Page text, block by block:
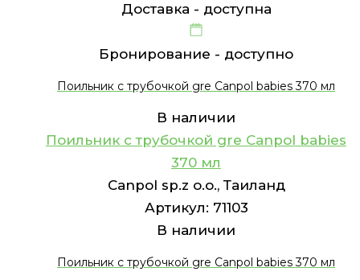
Доставка - доступна
Бронирование - доступно
Поильник с трубочкой gre Canpol babies 370 мл
В наличии
Поильник с трубочкой gre Canpol babies
370 мл
Canpol sp.z o.o., Таиланд
Артикул: 71103
В наличии
Поильник с трубочкой gre Canpol babies 370 мл